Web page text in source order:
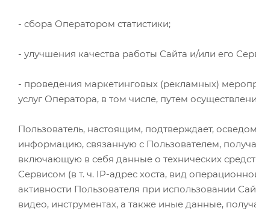
- сбора Оператором статистики;
- улучшения качества работы Сайта и/или его
- проведения маркетинговых (рекламных)
услуг Оператора, в том числе, путем
Пользователь, настоящим, подтверждает,
информацию, связанную с Пользователем,
включающую в себя данные о технических
Сервисом (в т. ч. IP-адрес хоста, вид
активности Пользователя при использовании
видео, инструментах, а также иные данные,